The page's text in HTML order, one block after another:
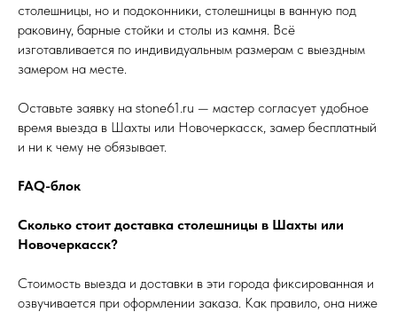
столешницы, но и подоконники, столешницы в ванную под
раковину, барные стойки и столы из камня. Всё
изготавливается по индивидуальным размерам с выездным
замером на месте.
Оставьте заявку на stone61.ru — мастер согласует удобное
время выезда в Шахты или Новочеркасск, замер бесплатный
и ни к чему не обязывает.
FAQ-блок
Сколько стоит доставка столешницы в Шахты или
Новочеркасск?
Стоимость выезда и доставки в эти города фиксированная и
озвучивается при оформлении заказа. Как правило, она ниже